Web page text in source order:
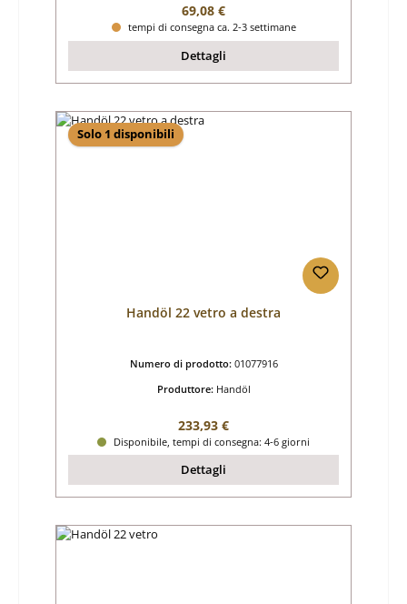
Prezzo normale:
69,08 €
tempi di consegna ca. 2-3 settimane
Dettagli
Solo 1 disponibili
Handöl 22 vetro a destra
Numero di prodotto: 01077916
Produttore: Handöl
Prezzo normale:
233,93 €
Disponibile, tempi di consegna: 4-6 giorni
Dettagli